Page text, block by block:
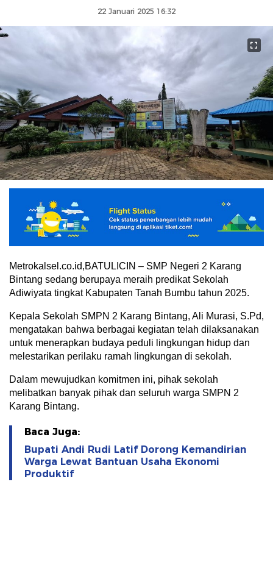
22 Januari 2025 16:32
Metrokalsel.co.id,BATULICIN – SMP Negeri 2 Karang
Bintang sedang berupaya meraih predikat Sekolah
Adiwiyata tingkat Kabupaten Tanah Bumbu tahun 2025.
Kepala Sekolah SMPN 2 Karang Bintang, Ali Murasi, S.Pd,
mengatakan bahwa berbagai kegiatan telah dilaksanakan
untuk menerapkan budaya peduli lingkungan hidup dan
melestarikan perilaku ramah lingkungan di sekolah.
Dalam mewujudkan komitmen ini, pihak sekolah
melibatkan banyak pihak dan seluruh warga SMPN 2
Karang Bintang.
Baca Juga:
Bupati Andi Rudi Latif Dorong Kemandirian
Warga Lewat Bantuan Usaha Ekonomi
Produktif